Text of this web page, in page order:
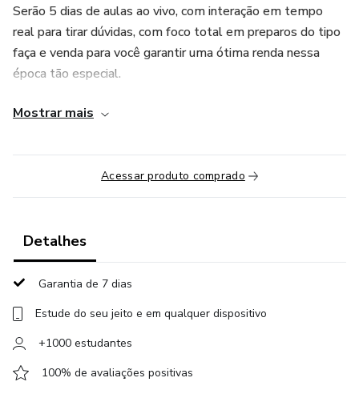
Serão 5 dias de aulas ao vivo, com interação em tempo
real para tirar dúvidas, com foco total em preparos do tipo
faça e venda para você garantir uma ótima renda nessa
época tão especial.
Além das receitas, você vai aprender sobre embalagens
todas essas delícias!
Garanta agora mesmo o seu lugar na Oficia de Natal!
Mostrar mais
Acessar produto comprado
Detalhes
Garantia de 7 dias
Estude do seu jeito e em qualquer dispositivo
+1000 estudantes
100% de avaliações positivas